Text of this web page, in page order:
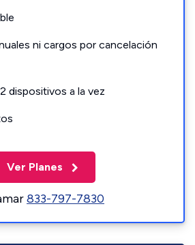
ni cargos por cancelación
dispositivos a la vez
Ver Planes
833-797-7830